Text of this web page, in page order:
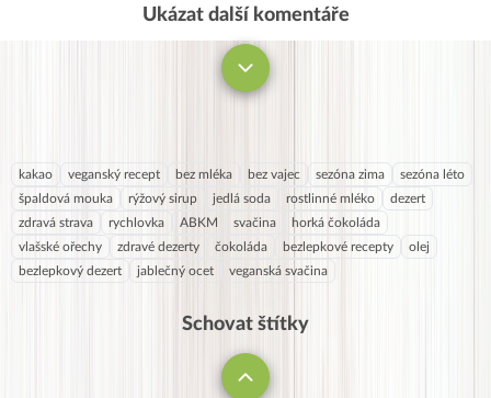
Ukázat další komentáře
kakao veganský recept bez mléka bez vajec sezóna zima
sezóna léto
špaldová mouka
rýžový sirup jedlá soda rostlinné mléko
dezert
zdravá strava
rychlovka ABKM svačina
horká čokoláda
vlašské ořechy
zdravé dezerty čokoláda bezlepkové recepty
olej
bezlepkový dezert
jablečný ocet veganská svačina
Schovat štítky